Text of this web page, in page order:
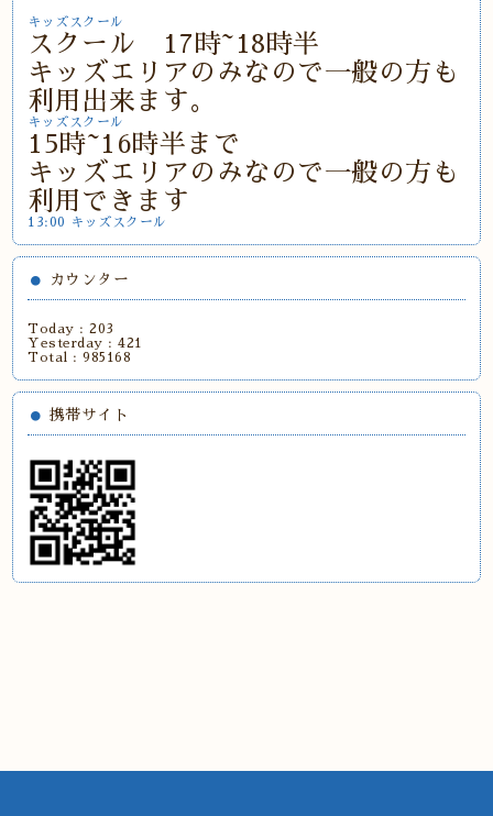
キッズスクール
スクール 17時~18時半
キッズエリアのみなので一般の方も
利用出来ます。
キッズスクール
15時~16時半まで
キッズエリアのみなので一般の方も
利用できます
13:00 キッズスクール
カウンター
Today :203
Yesterday :421
Total :985168
携帯サイト